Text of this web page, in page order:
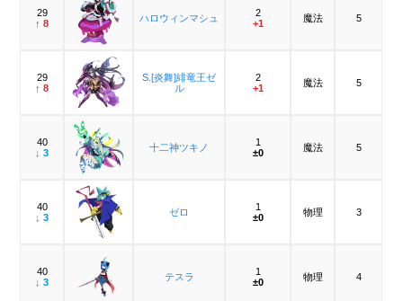
29
↑ 8
ハロウィンマシュ
2
+1
魔法 5
29
↑ 8
S.[炎舞]緋竜王ゼ
ル
2
+1
魔法 5
40
↓ 3
十二神ツキノ
1
±0
魔法 5
40
↓ 3
ゼロ
1
±0
物理 3
40
↓ 3
テスラ
1
±0
物理 4